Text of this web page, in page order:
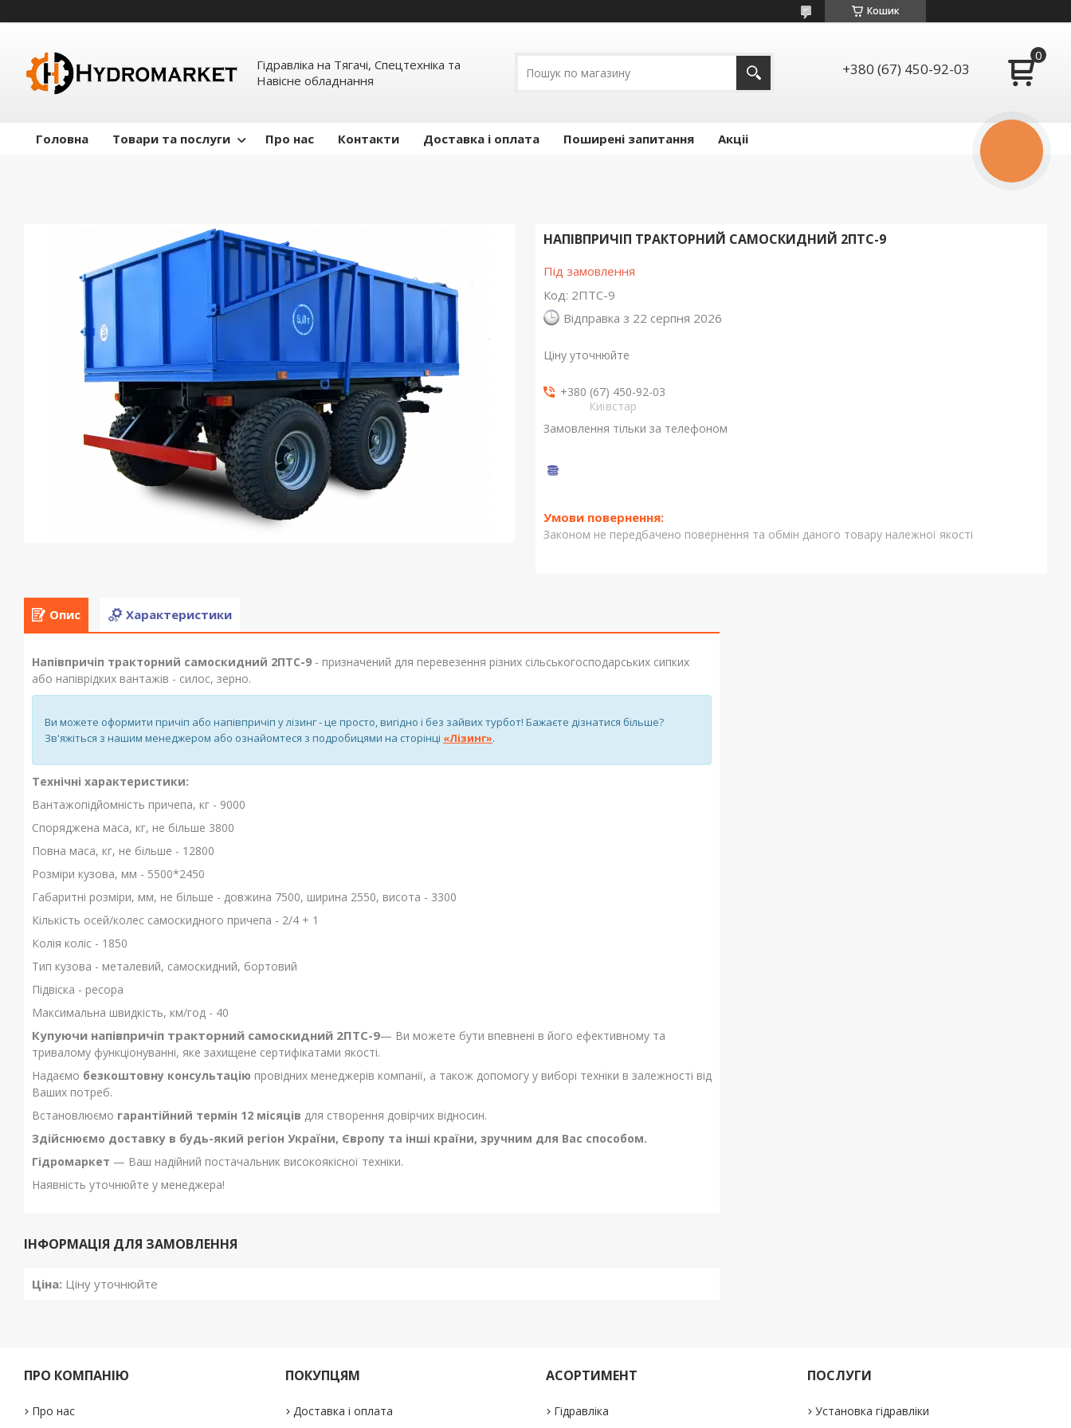
Кошик
Гідравліка на Тягачі, Спецтехніка та
Навісне обладнання
+380 (67) 450-92-03
Головна Товари та послуги Про нас Контакти Доставка і оплата Поширені запитання Акціі
НАПІВПРИЧІП ТРАКТОРНИЙ САМОСКИДНИЙ 2ПТС-9
Під замовлення
Код: 2ПТС-9
Відправка з 22 серпня 2026
Ціну уточнюйте
+380 (67) 450-92-03
Київстар
Замовлення тільки за телефоном
Законом не передбачено повернення та обмін даного товару належної якості
Опис Характеристики
Напівпричіп тракторний самоскидний 2ПТС-9 - призначений для перевезення різних сільськогосподарських сипких
або напіврідких вантажів - силос, зерно.
Ви можете оформити причіп або напівпричіп у лізинг - це просто, вигідно і без зайвих турбот! Бажаєте дізнатися більше?
Зв'яжіться з нашим менеджером або ознайомтеся з подробицями на сторінці «Лізинг».
Технічні характеристики:
Вантажопідйомність причепа, кг - 9000
Споряджена маса, кг, не більше 3800
Повна маса, кг, не більше - 12800
Розміри кузова, мм - 5500*2450
Габаритні розміри, мм, не більше - довжина 7500, ширина 2550, висота - 3300
Кількість осей/колес самоскидного причепа - 2/4 + 1
Колія коліс - 1850
Тип кузова - металевий, самоскидний, бортовий
Підвіска - ресора
Максимальна швидкість, км/год - 40
Купуючи напівпричіп тракторний самоскидний 2ПТС-9— Ви можете бути впевнені в його ефективному та
тривалому функціонуванні, яке захищене сертифікатами якості.
Надаємо безкоштовну консультацію провідних менеджерів компанії, а також допомогу у виборі техніки в залежності від
Ваших потреб.
Встановлюємо гарантійний термін 12 місяців для створення довірчих відносин.
Здійснюємо доставку в будь-який регіон України, Європу та інші країни, зручним для Вас способом.
Гідромаркет — Ваш надійний постачальник високоякісної техніки.
Наявність уточнюйте у менеджера!
ІНФОРМАЦІЯ ДЛЯ ЗАМОВЛЕННЯ
Ціна: Ціну уточнюйте
ПРО КОМПАНІЮ
Про нас
ПОКУПЦЯМ
Доставка і оплата
АСОРТИМЕНТ
Гідравліка
ПОСЛУГИ
Установка гідравліки